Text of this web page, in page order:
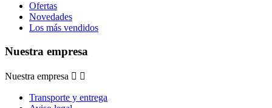
Ofertas
Novedades
Los más vendidos
Nuestra empresa
Nuestra empresa  
Transporte y entrega